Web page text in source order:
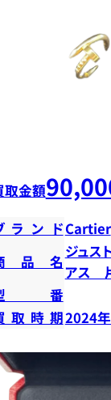
取金額
ランドCartier
品名
ジュス
アス
番
取時期2024